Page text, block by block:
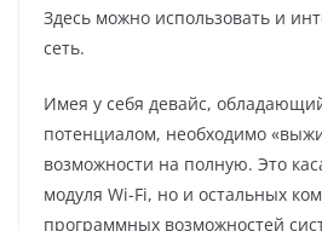
Здесь можно использовать и
сеть.
Имея у себя девайс,
потенциалом, необходимо
возможности на полную. Это
модуля Wi-Fi, но и остальных
программных возможностей